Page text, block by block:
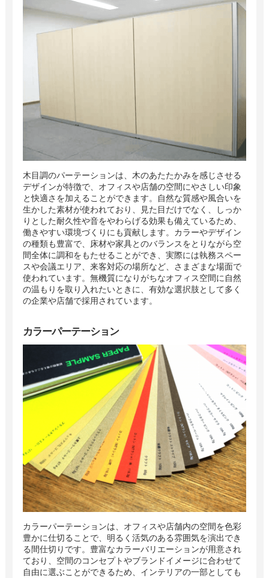
木目調のパーテーションは、木のあたたかみを感じさせる
デザインが特徴で、オフィスや店舗の空間にやさしい印象
と快適さを加えることができます。自然な質感や風合いを
生かした素材が使われており、見た目だけでなく、しっか
りとした耐久性や音をやわらげる効果も備えているため、
働きやすい環境づくりにも貢献します。カラーやデザイン
の種類も豊富で、床材や家具とのバランスをとりながら空
間全体に調和をもたせることができ、実際には執務スペー
スや会議エリア、来客対応の場所など、さまざまな場面で
使われています。無機質になりがちなオフィス空間に自然
の温もりを取り入れたいときに、有効な選択肢として多く
の企業や店舗で採用されています。
カラーパーテーション
カラーパーテーションは、オフィスや店舗内の空間を色彩
豊かに仕切ることで、明るく活気のある雰囲気を演出でき
る間仕切りです。豊富なカラーバリエーションが用意され
ており、空間のコンセプトやブランドイメージに合わせて
自由に選ぶことができるため、インテリアの一部としても